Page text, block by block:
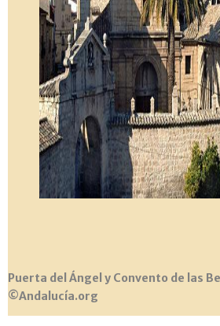
Puerta del Ángel y Convento de las
©Andalucía.org